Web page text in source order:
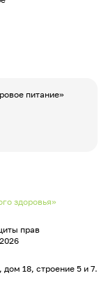
питание»
здоровья»
прав
18, строение 5 и 7.